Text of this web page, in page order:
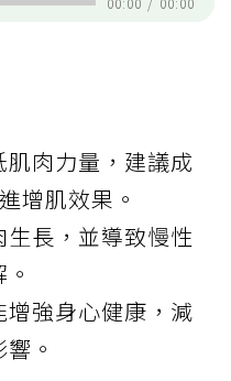
肉力量，建議成
增肌效果。
長，並導致慢性
強身心健康，減
。